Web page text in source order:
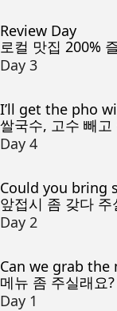
Review Day
로컬 맛집 200%
Day 3
I’ll get the pho
쌀국수, 고수 빼고
Day 4
Could you bring
앞접시 좀 갖다 주
Day 2
Can we grab the
메뉴 좀 주실래요?
Day 1